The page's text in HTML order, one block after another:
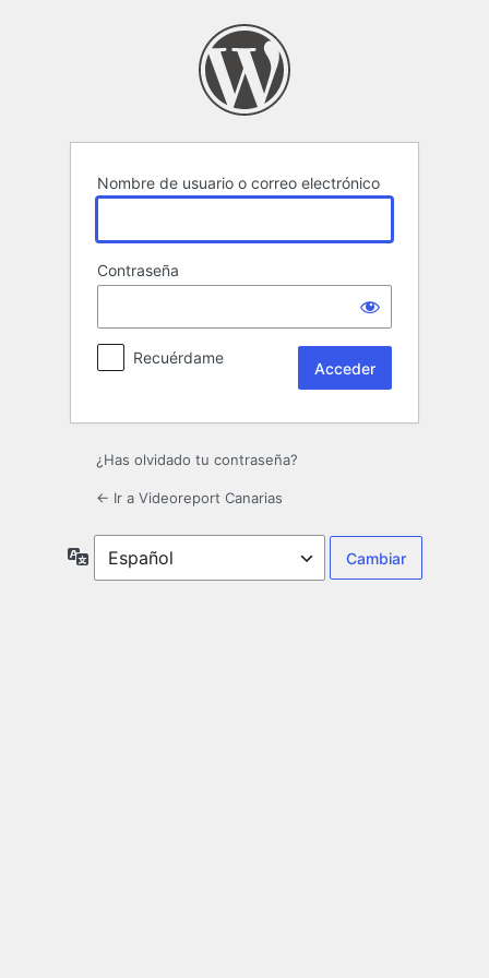
Nombre de usuario o correo electrónico
Contraseña
Recuérdame
¿Has olvidado tu contraseña?
← Ir a Videoreport Canarias
Idioma